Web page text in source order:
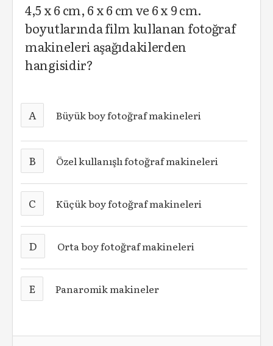
4,5 x 6 cm, 6 x 6 cm ve 6 x 9 cm.
boyutlarında film kullanan fotoğraf
makineleri aşağıdakilerden
hangisidir?
A Büyük boy fotoğraf makineleri
B Özel kullanışlı fotoğraf makineleri
C Küçük boy fotoğraf makineleri
D Orta boy fotoğraf makineleri
E Panaromik makineler